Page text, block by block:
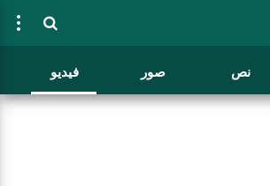
نص صور فيديو